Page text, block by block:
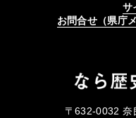
サ
お問合せ（県庁
〒632-0032 奈